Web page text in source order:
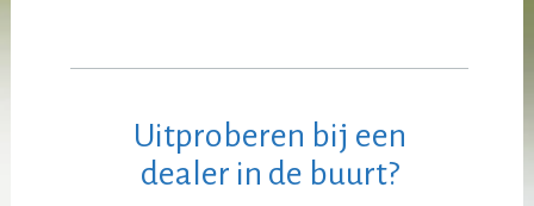
Uitproberen bij een
dealer in de buurt?